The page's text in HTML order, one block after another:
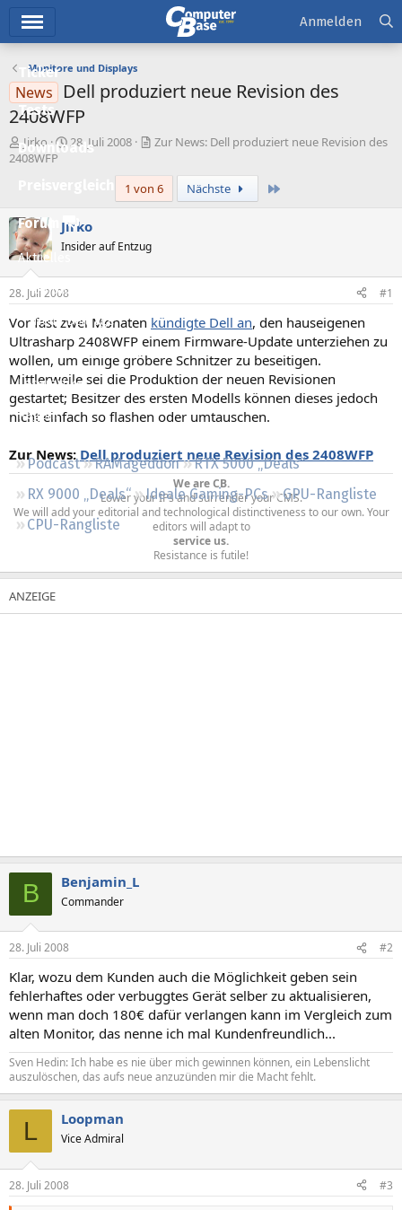
Ticker
Tests
Downloads
Forum
Aktuelles
Empfohlene Inhalte
Neue Beiträge
Neueste Aktivitäten
Leserartikel
Regeln
Podcast RAMageddon
RTX 5000 „Deals“
RX 9000 „Deals“
Ideale Gaming-PCs
GPU-Rangliste
CPU-Rangliste
Anmelden
Monitore und Displays
News
Dell produziert neue Revision des
2408WFP
E
r
l
l
e
r
Jirko
E
t
28. Juli 2008
Zur News: Dell produziert neue Revision des
2408WFP
1 von 6
Nächste
Jirko
Insider auf Entzug
28. Juli 2008 #1
Vor fast zwei Monaten kündigte Dell an, den hauseigenen
Ultrasharp 2408WFP einem Firmware-Update unterziehen zu
wollen, um einige gröbere Schnitzer zu beseitigen.
Mittlerweile sei die Produktion der neuen Revisionen
gestartet; Besitzer des ersten Modells können dieses jedoch
nicht einfach so flashen oder umtauschen.
Zur News: Dell produziert neue Revision des 2408WFP
We are CB.
Lower your IPs and surrender your CMS.
We will add your editorial and technological distinctiveness to our own. Your
editors will adapt to
service us.
Resistance is futile!​
B Benjamin_L
Commander
28. Juli 2008 #2
Klar, wozu dem Kunden auch die Möglichkeit geben sein
fehlerhaftes oder verbuggtes Gerät selber zu aktualisieren,
wenn man doch 180€ dafür verlangen kann im Vergleich zum
alten Monitor, das nenne ich mal Kundenfreundlich...
Sven Hedin: Ich habe es nie über mich gewinnen können, ein Lebenslicht
auszulöschen, das aufs neue anzuzünden mir die Macht fehlt.
L Loopman
Vice Admiral
28. Juli 2008 #3